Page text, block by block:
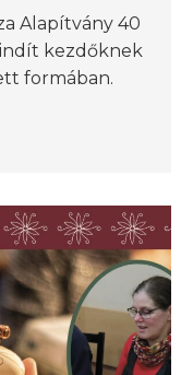
Alapítvány 40
kezdőknek
formában.